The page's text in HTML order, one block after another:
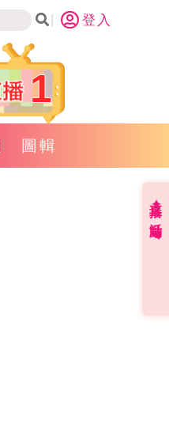
登入
1
圖輯
直播✦活動